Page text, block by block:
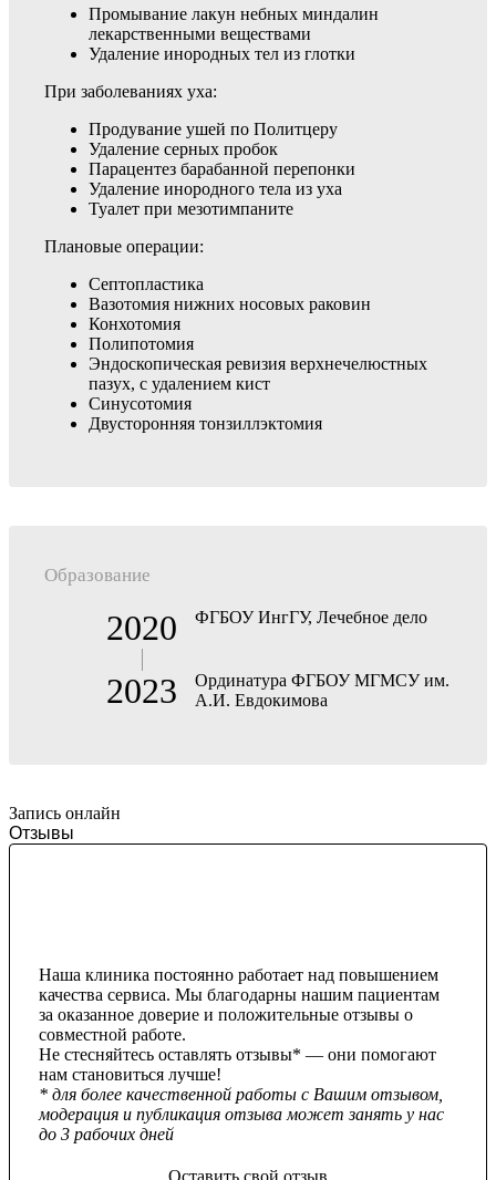
Промывание лакун небных миндалин
лекарственными веществами
Удаление инородных тел из глотки
При заболеваниях уха:
Продувание ушей по Политцеру
Удаление серных пробок
Парацентез барабанной перепонки
Удаление инородного тела из уха
Туалет при мезотимпаните
Плановые операции:
Септопластика
Вазотомия нижних носовых раковин
Конхотомия
Полипотомия
Эндоскопическая ревизия верхнечелюстных
пазух, с удалением кист
Синусотомия
Двусторонняя тонзиллэктомия
Образование
2020 ФГБОУ ИнгГУ, Лечебное дело
2023
Ординатура ФГБОУ МГМСУ им.
А.И. Евдокимова
Запись онлайн
Отзывы
Наша клиника постоянно работает над повышением
качества сервиса. Мы благодарны нашим пациентам
за оказанное доверие и положительные отзывы о
совместной работе.
Не стесняйтесь оставлять отзывы* — они помогают
нам становиться лучше!
* для более качественной работы с Вашим отзывом,
модерация и публикация отзыва может занять у нас
до 3 рабочих дней
Оставить свой отзыв